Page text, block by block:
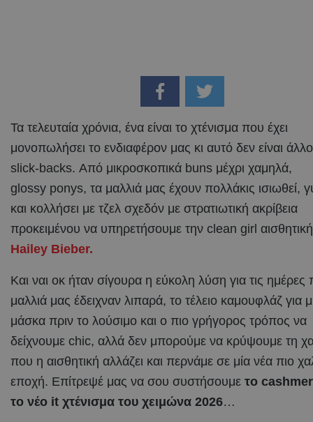
Τα τελευταία χρόνια, ένα είναι το χτένισμα που έχει
μονοπωλήσει το ενδιαφέρον μας κι αυτό δεν είναι
slick-backs. Από μικροσκοπικά buns μέχρι χαμηλά,
glossy ponys, τα μαλλιά μας έχουν πολλάκις ισιωθεί,
και κολλήσει με τζελ σχεδόν με στρατιωτική ακρίβεια
προκειμένου να υπηρετήσουμε την clean girl
Hailey Bieber.
Και ναι οκ ήταν σίγουρα η εύκολη λύση για τις ημέρες
μαλλιά μας έδειχναν λιπαρά, το τέλειο καμουφλάζ για
μάσκα πριν το λούσιμο και ο πιο γρήγορος τρόπος να
δείχνουμε chic, αλλά δεν μπορούμε να κρύψουμε τη
που η αισθητική αλλάζει και περνάμε σε μία νέα πιο
εποχή. Επίτρεψέ μας να σου συστήσουμε το
το νέο it χτένισμα του χειμώνα 2026…